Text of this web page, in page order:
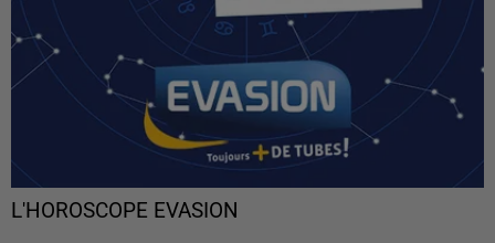
L'HOROSCOPE EVASION